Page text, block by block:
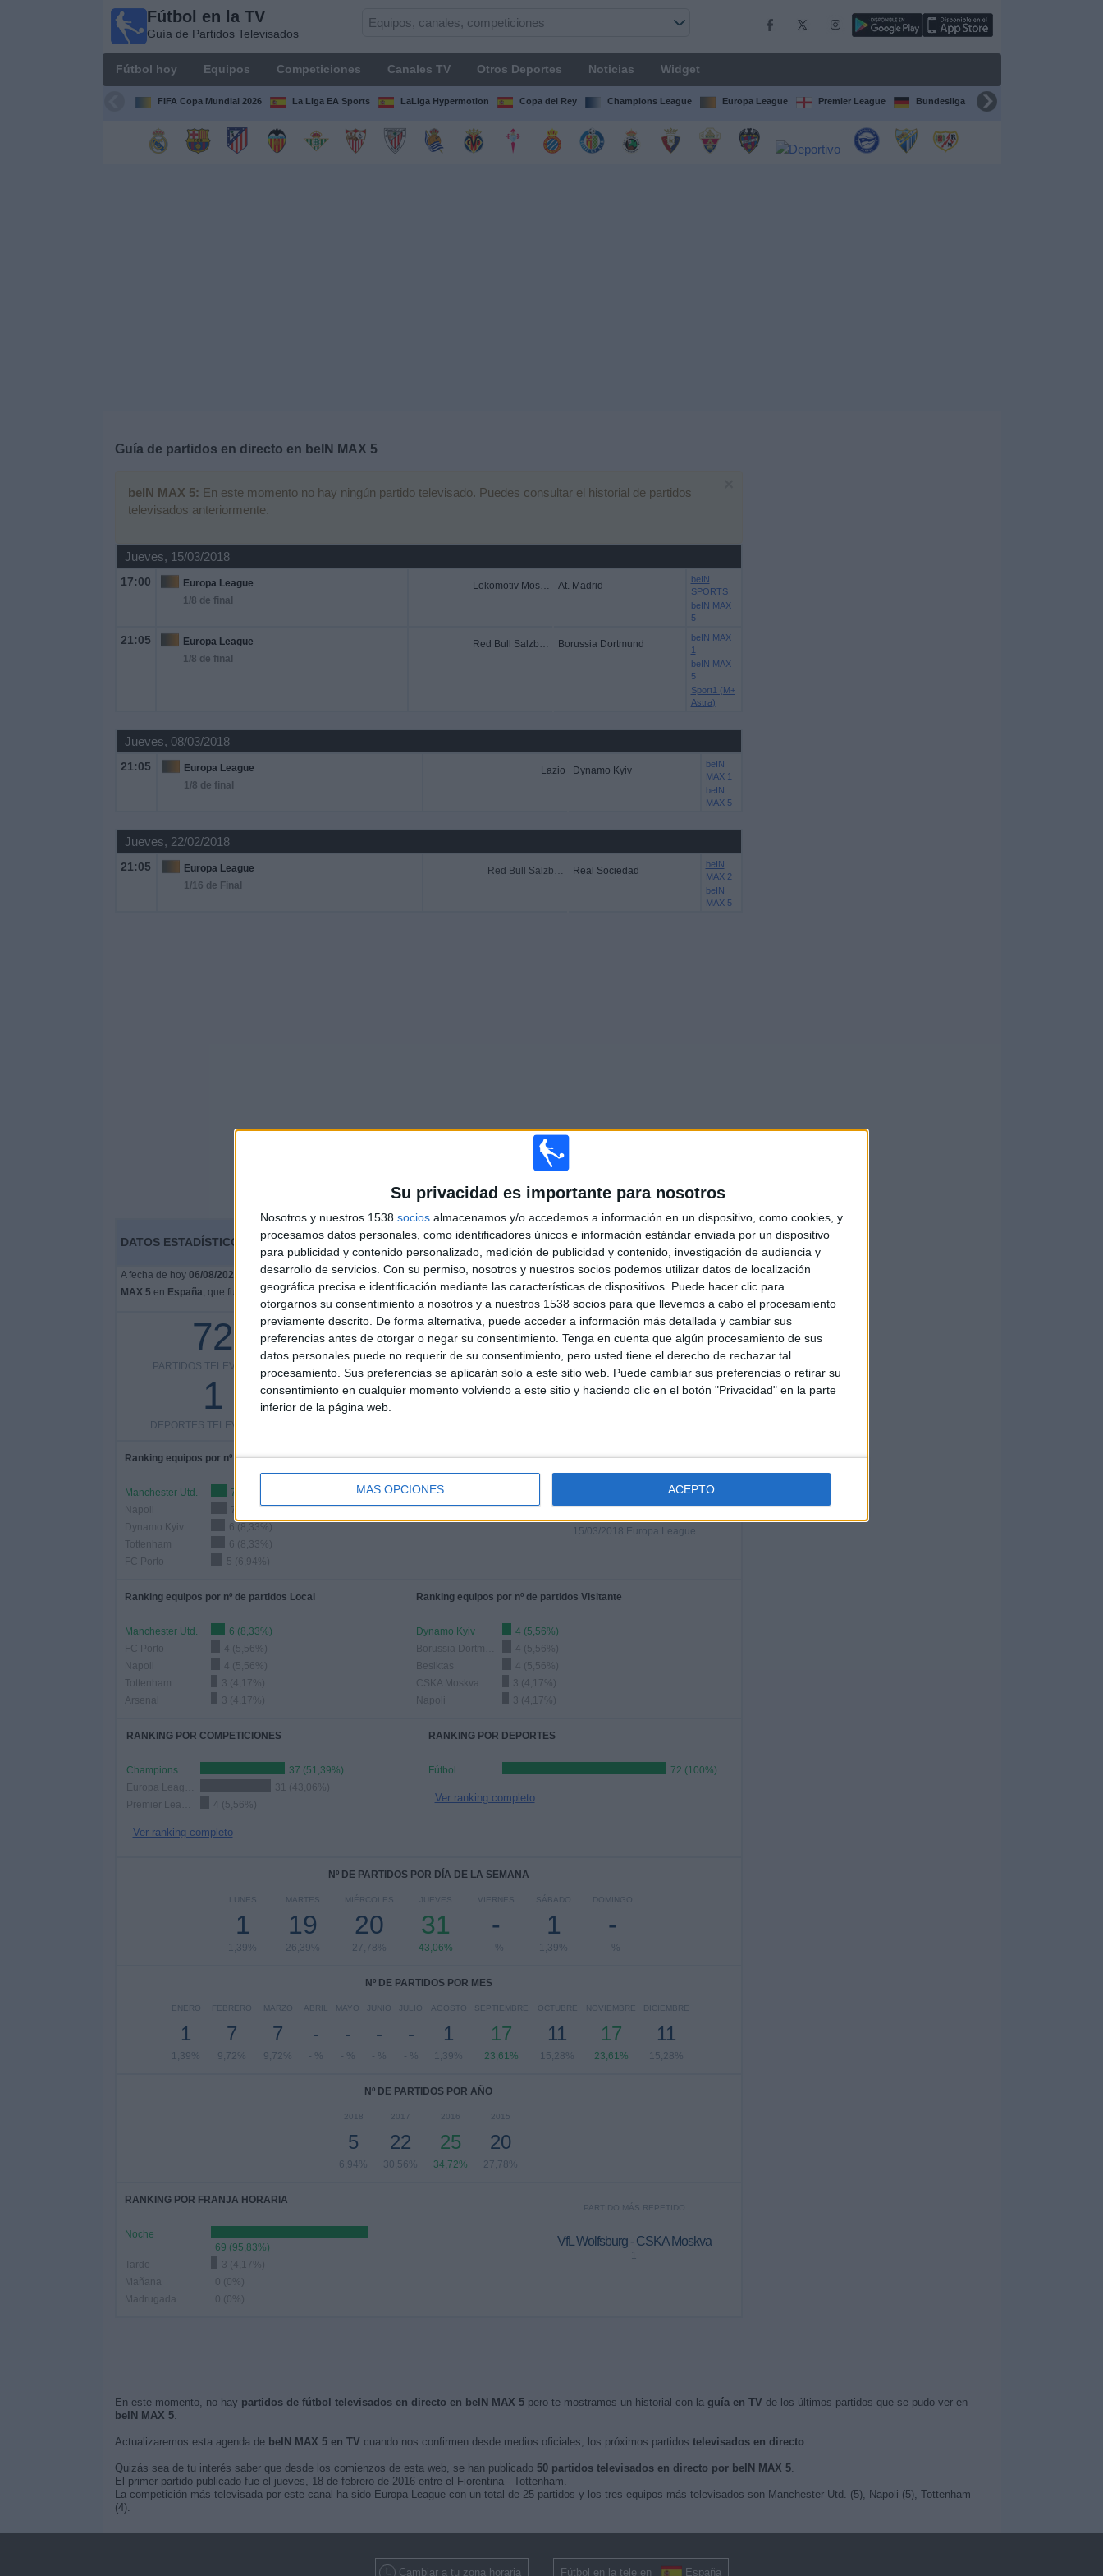
Su privacidad es importante para nosotros
Nosotros y nuestros 1538 socios almacenamos y/o accedemos a información en un dispositivo, como cookies, y
procesamos datos personales, como identificadores únicos e información estándar enviada por un dispositivo
para publicidad y contenido personalizado, medición de publicidad y contenido, investigación de audiencia y
desarrollo de servicios. Con su permiso, nosotros y nuestros socios podemos utilizar datos de localización
geográfica precisa e identificación mediante las características de dispositivos. Puede hacer clic para
otorgarnos su consentimiento a nosotros y a nuestros 1538 socios para que llevemos a cabo el procesamiento
previamente descrito. De forma alternativa, puede acceder a información más detallada y cambiar sus
preferencias antes de otorgar o negar su consentimiento. Tenga en cuenta que algún procesamiento de sus
datos personales puede no requerir de su consentimiento, pero usted tiene el derecho de rechazar tal
procesamiento. Sus preferencias se aplicarán solo a este sitio web. Puede cambiar sus preferencias o retirar su
consentimiento en cualquier momento volviendo a este sitio y haciendo clic en el botón "Privacidad" en la parte
inferior de la página web.
MÁS OPCIONES ACEPTO
Fútbol en la TV
Guía de Partidos Televisados
Fútbol hoy Equipos Competiciones Canales TV Otros Deportes Noticias Widget
FIFA Copa Mundial 2026 La Liga EA Sports LaLiga Hypermotion Copa del Rey Champions League Europa League Premier League Bundesliga Supercopa de España
Guía de partidos en directo en beIN MAX 5
beIN MAX 5: En este momento no hay ningún partido televisado. Puedes consultar el historial de partidos
televisados anteriormente.
Jueves, 15/03/2018
17:00
Europa League
1/8 de final
Lokomotiv Moskva At. Madrid
beIN
SPORTS
beIN MAX
5
21:05
Europa League
1/8 de final
Red Bull Salzburg Borussia Dortmund
beIN MAX
1
beIN MAX
5
Sport1 (M+
Astra)
Jueves, 08/03/2018
21:05
Europa League
1/8 de final
Lazio Dynamo Kyiv
beIN
MAX 1
beIN
MAX 5
Jueves, 22/02/2018
21:05
Europa League
1/16 de Final
Red Bull Salzburg Real Sociedad
beIN
MAX 2
beIN
MAX 5
Más días
DATOS ESTADÍSTICOS DE FÚTBOL DEL CANAL BEIN MAX 5 EN ESPAÑA
A fecha de hoy 06/08/2026 y desde que esta web recoge los datos estadísticos de cuándo y dónde se televisan los partidos del canalbeIN
MAX 5 en España, que fue el 15/09/2015, podemos dar los siguientes datos:
72
PARTIDOS TELEVISADOS
3
COMPETICIONES TELEVISADAS
72
EQUIPOS TELEVISADOS
1
DEPORTES TELEVISADOS
Ranking equipos por nº de partidos
Manchester Utd.
7 (9,72%)
Napoli
7 (9,72%)
Dynamo Kyiv
6 (8,33%)
Tottenham
6 (8,33%)
FC Porto
5 (6,94%)
Dortmund
15/03/2018 Europa League
Ranking equipos por nº de partidos Local
Manchester Utd.
6 (8,33%)
FC Porto
4 (5,56%)
Napoli
4 (5,56%)
Tottenham
3 (4,17%)
Arsenal
3 (4,17%)
Ranking equipos por nº de partidos Visitante
Dynamo Kyiv
4 (5,56%)
4 (5,56%)
Besiktas
4 (5,56%)
CSKA Moskva
3 (4,17%)
Napoli
3 (4,17%)
RANKING POR COMPETICIONES
Champions League
37 (51,39%)
31 (43,06%)
4 (5,56%)
Ver ranking completo
RANKING POR DEPORTES
Fútbol 72 (100%)
Ver ranking completo
Nº DE PARTIDOS POR DÍA DE LA SEMANA
LUNES
1
1,39%
MARTES
19
26,39%
MIÉRCOLES
20
27,78%
JUEVES
31
43,06%
VIERNES
-
- %
SÁBADO
1
1,39%
DOMINGO
-
- %
Nº DE PARTIDOS POR MES
ENERO
1
1,39%
FEBRERO
7
9,72%
MARZO
7
9,72%
ABRIL
-
- %
MAYO
-
- %
JUNIO
-
- %
JULIO
-
- %
AGOSTO
1
1,39%
SEPTIEMBRE
17
23,61%
OCTUBRE
11
15,28%
NOVIEMBRE
17
23,61%
DICIEMBRE
11
15,28%
Nº DE PARTIDOS POR AÑO
2018
5
6,94%
2017
22
30,56%
2016
25
34,72%
2015
20
27,78%
RANKING POR FRANJA HORARIA
Noche
69 (95,83%)
Tarde
3 (4,17%)
Mañana
0 (0%)
Madrugada
0 (0%)
PARTIDO MÁS REPETIDO
VfL Wolfsburg - CSKA Moskva
1
En este momento, no hay partidos de fútbol televisados en directo en beIN MAX 5pero te mostramos un historial con la guía en TV de los últimos partidos que se pudo ver en
beIN MAX 5.
Actualizaremos esta agenda de beIN MAX 5 en TV cuando nos confirmen desde medios oficiales, los próximos partidos televisados en directo.
Quizás sea de tu interés saber que desde los comienzos de esta web, se han publicado 50 partidos televisados en directo por beIN MAX 5.
El primer partido publicado fue el jueves, 18 de febrero de 2016 entre el Fiorentina - Tottenham.
La competición más televisada por este canal ha sido Europa League con un total de 25 partidos y los tres equipos más televisados son Manchester Utd. (5), Napoli (5), Tottenham
(4).
Cambiar a tu zona horaria Fútbol en la tele en España